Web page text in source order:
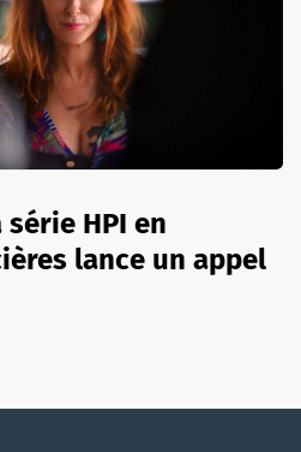
HPI en
lance un appel